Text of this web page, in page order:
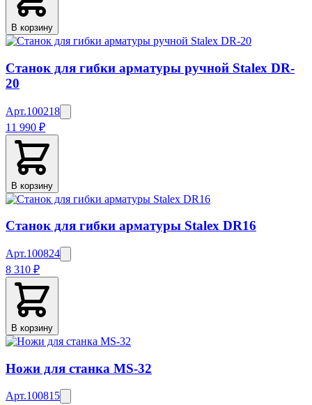
В корзину
Станок для гибки арматуры ручной Stalex DR-
20
Арт.100218
11 990 ₽
В корзину
Станок для гибки арматуры Stalex DR16
Арт.100824
8 310 ₽
В корзину
Ножи для станка MS-32
Арт.100815